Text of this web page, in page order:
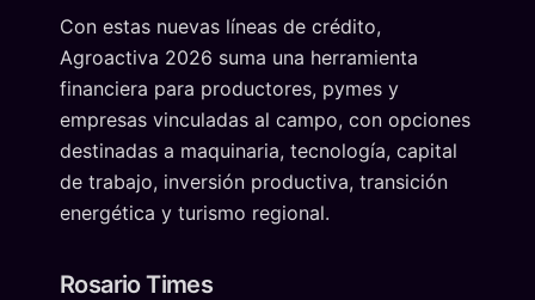
Con estas nuevas líneas de crédito,
Agroactiva 2026 suma una herramienta
financiera para productores, pymes y
empresas vinculadas al campo, con opciones
destinadas a maquinaria, tecnología, capital
de trabajo, inversión productiva, transición
energética y turismo regional.
Rosario Times